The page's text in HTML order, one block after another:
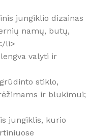
jungiklio dizainas
namų, butų,
li>
valyti ir
stiklo,
ir blukimui;
jungiklis, kurio